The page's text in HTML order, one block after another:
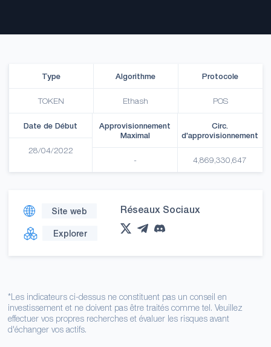
Type
TOKEN
Algorithme
Ethash
Protocole
POS
Date de Début
28/04/2022
Approvisionnement
Maximal
-
Circ.
d'approvisionnement
4,869,330,647
Site web
Explorer
Réseaux Sociaux
*Les indicateurs ci-dessus ne constituent pas un conseil en
investissement et ne doivent pas être traités comme tel. Veuillez
effectuer vos propres recherches et évaluer les risques avant
d'échanger vos actifs.